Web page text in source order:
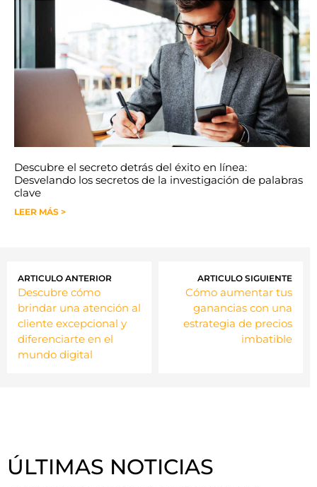
Descubre el secreto detrás del éxito en línea:
Desvelando los secretos de la investigación de palabras
clave
LEER MÁS >
ARTICULO ANTERIOR
Descubre cómo
brindar una atención al
cliente excepcional y
diferenciarte en el
mundo digital
ARTICULO SIGUIENTE
Cómo aumentar tus
ganancias con una
estrategia de precios
imbatible
ÚLTIMAS NOTICIAS